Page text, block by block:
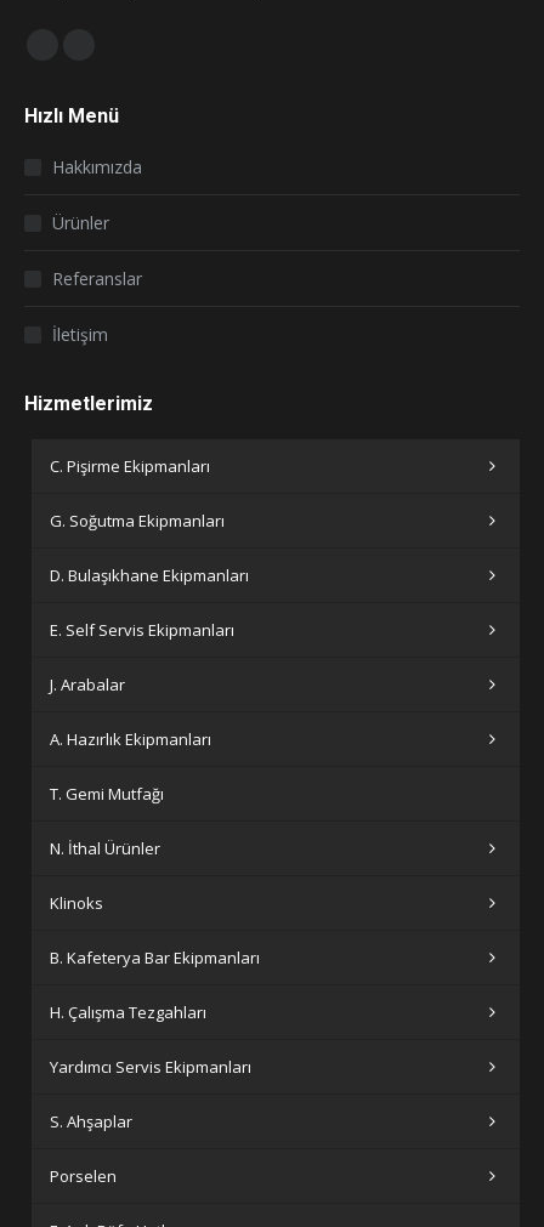
opens
window
opens
window
Hızlı Menü
Hakkımızda
Ürünler
Referanslar
İletişim
Hizmetlerimiz
C. Pişirme Ekipmanları
G. Soğutma Ekipmanları
D. Bulaşıkhane Ekipmanları
E. Self Servis Ekipmanları
J. Arabalar
A. Hazırlık Ekipmanları
T. Gemi Mutfağı
N. İthal Ürünler
Klinoks
B. Kafeterya Bar Ekipmanları
H. Çalışma Tezgahları
Yardımcı Servis Ekipmanları
S. Ahşaplar
Porselen